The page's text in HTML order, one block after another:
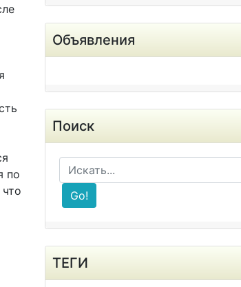
по
Объявления
Поиск
Go!
ТЕГИ